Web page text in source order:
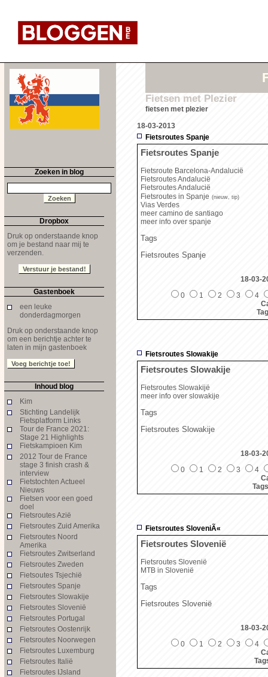
Zoeken in blog
Dropbox
Druk op onderstaande knop
om je bestand naar mij te
verzenden.
Gastenboek
een leuke
donderdagmorgen
Druk op onderstaande knop
om een berichtje achter te
laten in mijn gastenboek
Inhoud blog
Kim
Stichting Landelijk
Fietsplatform Links
Tour de France 2021:
Stage 21 Highlights
Fietskampioen Kim
2012 Tour de France
stage 3 finish crash &
interview
Fietstochten Actueel
Nieuws
Fietsen voor een goed
doel
Fietsroutes Azië
Fietsroutes Zuid Amerika
Fietsroutes Noord
Amerika
Fietsroutes Zwitserland
Fietsroutes Zweden
Fietsoutes Tsjechië
Fietsroutes Spanje
Fietsroutes Slowakije
Fietsroutes Slovenië
Fietsroutes Portugal
Fietsroutes Oostenrijk
Fietsroutes Noorwegen
Fietsroutes Luxemburg
Fietsroutes Italië
Fietsroutes IJsland
Fietsen met Plezier
fietsen met plezier
18-03-2013
Fietsroutes Spanje
Fietsroutes Spanje
Fietsroute Barcelona-Andalucië
Fietsroutes Andalucië
Fietsroutes Andalucië
Fietsroutes in Spanje (nieuw, tip)
Vias Verdes
meer camino de santiago
meer info over spanje
Tags
Fietsroutes Spanje
18-03-
0
1 2 3
4
Fietsroutes Slowakije
Fietsroutes Slowakije
Fietsroutes Slowakijë
meer info over slowakije
Tags
Fietsroutes Slowakije
18-03-
0
1 2 3
4
Tags
Fietsroutes SloveniÃ«
Fietsroutes Slovenië
Fietsroutes Slovenië
MTB in Slovenië
Tags
Fietsroutes Slovenië
18-03-
0
1 2 3
4